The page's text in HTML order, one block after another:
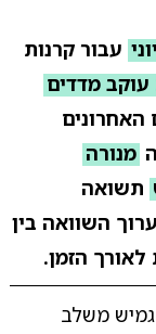
יוני עבור קרנות
מדדים
האחרונים
מנורה
תשואה
השוואה בין
הזמן.
משלב